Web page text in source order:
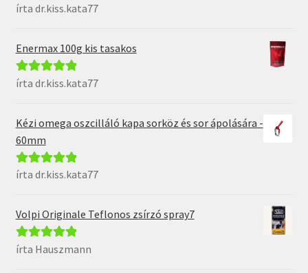
Értékelés:5 /
írta dr.kiss.kata77
Enermax 100g kis tasakos
Értékelés:5 /
írta dr.kiss.kata77
Kézi omega oszcilláló kapa sorköz és sor ápolására -
60mm
Értékelés:5 /
írta dr.kiss.kata77
Volpi Originale Teflonos zsírzó spray7
Értékelés:5/
írta Hauszmann